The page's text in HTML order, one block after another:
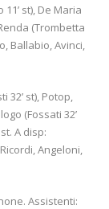
st), De Maria
(Trombetta
Ballabio, Avinci,
32’ st), Potop,
(Fossati 32’
A disp:
Angeloni,
Assistenti: